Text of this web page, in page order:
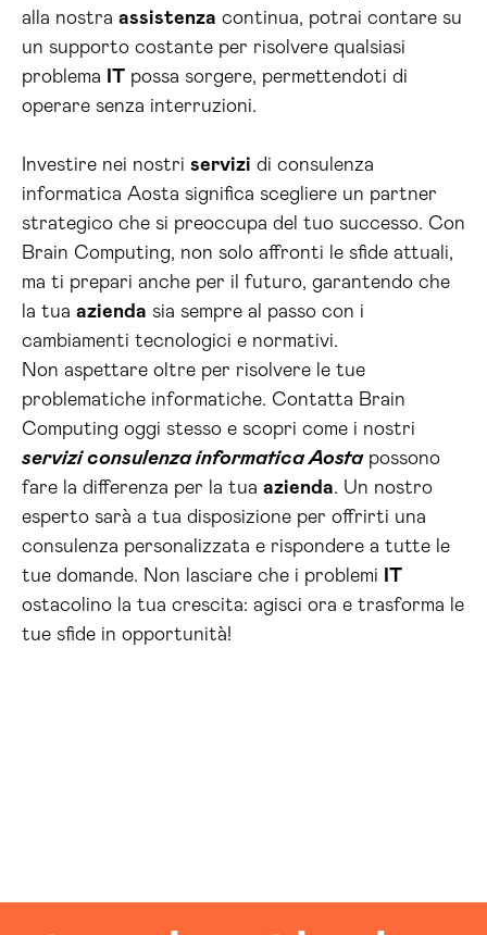
alla nostra assistenza continua, potrai contare su
un supporto costante per risolvere qualsiasi
problema
IT possa sorgere, permettendoti di
operare senza interruzioni.
Investire nei nostri servizi di consulenza
informatica Aosta significa scegliere un partner
strategico che si preoccupa del tuo successo. Con
Brain Computing, non solo affronti le sfide attuali,
ma ti prepari anche per il futuro, garantendo che
la tua azienda sia sempre al passo con i
cambiamenti tecnologici e normativi.
Non aspettare oltre per risolvere le tue
problematiche informatiche. Contatta Brain
Computing oggi stesso e scopri come i nostri
servizi consulenza informatica Aostapossono
fare la differenza per la tua azienda. Un nostro
esperto sarà a tua disposizione per offrirti una
consulenza personalizzata e rispondere a tutte le
tue domande. Non lasciare che i problemi
IT
ostacolino la tua crescita: agisci ora e trasforma le
tue sfide in opportunità!